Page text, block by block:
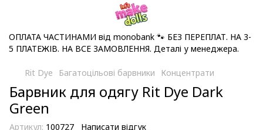
ОПЛАТА ЧАСТИНАМИ від monobank 🐾 БЕЗ ПЕРЕПЛАТ. НА 3-
5 ПЛАТЕЖІВ. НА ВСЕ ЗАМОВЛЕННЯ. Деталі у менеджера.
Rit Dye Багатоцільові барвники Концентрати
Барвник для одягу Rit Dye Dark
Green
Артикул: 100727 Написати відгук